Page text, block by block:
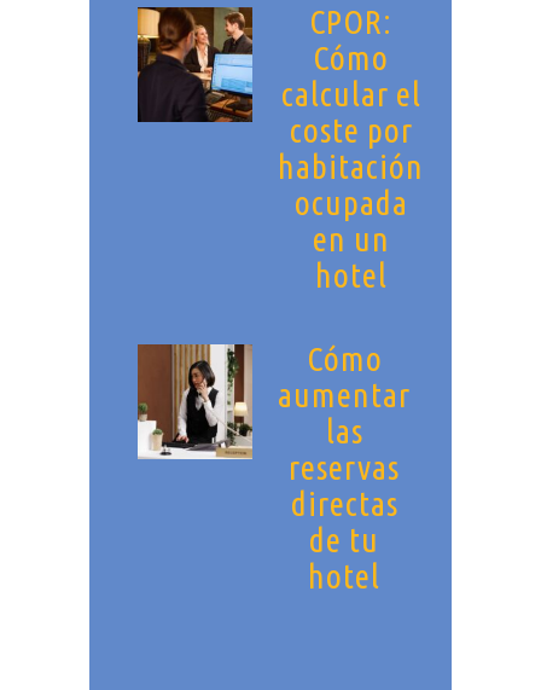
CPOR:
Cómo
calcular el
coste por
habitación
ocupada
en un
hotel
Cómo
aumentar
las
reservas
directas
de tu
hotel